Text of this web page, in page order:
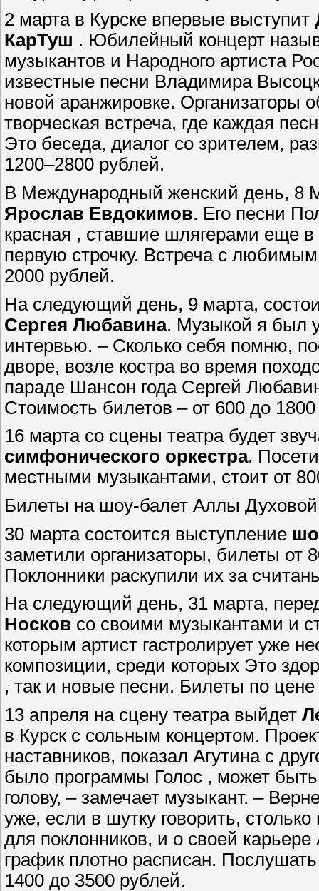
2 марта в Курске впервые выступит
КарТуш . Юбилейный концерт
музыкантов и Народного артиста
известные песни Владимира
новой аранжировке. Организаторы
творческая встреча, где каждая
Это беседа, диалог со зрителем,
1200–2800 рублей.
В Международный женский день, 8
Ярослав Евдокимов. Его песни
красная , ставшие шлягерами еще
первую строчку. Встреча с
2000 рублей.
На следующий день, 9 марта,
Сергея Любавина. Музыкой я был
интервью. – Сколько себя помню,
дворе, возле костра во время
параде Шансон года Сергей
Стоимость билетов – от 600 до
16 марта со сцены театра будет
симфонического оркестра.
местными музыкантами, стоит от
Билеты на шоу-балет Аллы
30 марта состоится выступление
заметили организаторы, билеты от
Поклонники раскупили их за
На следующий день, 31 марта,
Носков со своими музыкантами и
которым артист гастролирует уже
композиции, среди которых Это
, так и новые песни. Билеты по
13 апреля на сцену театра выйдет
в Курск с сольным концертом.
наставников, показал Агутина с
было программы Голос , может
голову, – замечает музыкант. –
уже, если в шутку говорить,
для поклонников, и о своей
график плотно расписан.
1400 до 3500 рублей.